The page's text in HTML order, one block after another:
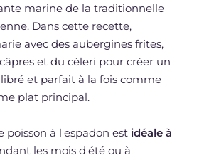
marine de la traditionnelle
Dans cette recette,
avec des aubergines frites,
et du céleri pour créer un
et parfait à la fois comme
plat principal.
poisson à l'espadon est idéale à
les mois d'été ou à